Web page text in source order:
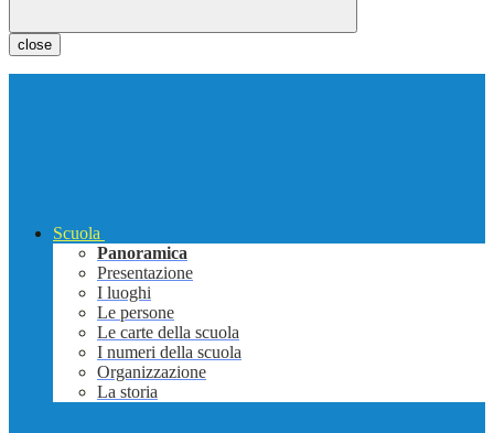
close
Scuola
Panoramica
Presentazione
I luoghi
Le persone
Le carte della scuola
I numeri della scuola
Organizzazione
La storia